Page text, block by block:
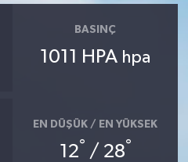
BASINÇ
1011 HPA hpa
EN DÜŞÜK / EN YÜKSEK
12° / 28°